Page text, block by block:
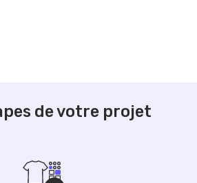
de votre projet